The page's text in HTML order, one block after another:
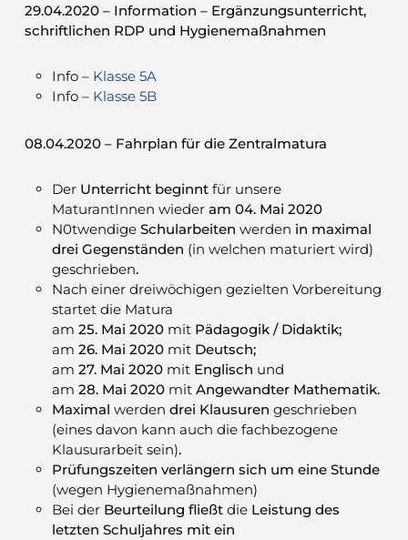
29.04.2020 – Information – Ergänzungsunterricht,
schriftlichen RDP und Hygienemaßnahmen
Info – Klasse 5A
Info – Klasse 5B
08.04.2020 – Fahrplan für die Zentralmatura
Der Unterricht beginntfür unsere
MaturantInnen wieder am 04. Mai 2020
N0twendigeSchularbeiten werden in maximal
drei Gegenständen (in welchen maturiert wird)
geschrieben.
Nach einer dreiwöchigen gezielten Vorbereitung
startet die Matura
am 25. Mai 2020mit Pädagogik / Didaktik;
am 26. Mai 2020 mit Deutsch;
am 27. Mai 2020 mit Englisch und
am 28. Mai 2020 mit Angewandter Mathematik.
Maximal werden drei Klausuren geschrieben
(eines davon kann auch die fachbezogene
Klausurarbeit sein).
Prüfungszeiten verlängern sich um eine Stunde
(wegen Hygienemaßnahmen)
Bei der Beurteilung fließt die Leistung des
letzten Schuljahres mit ein